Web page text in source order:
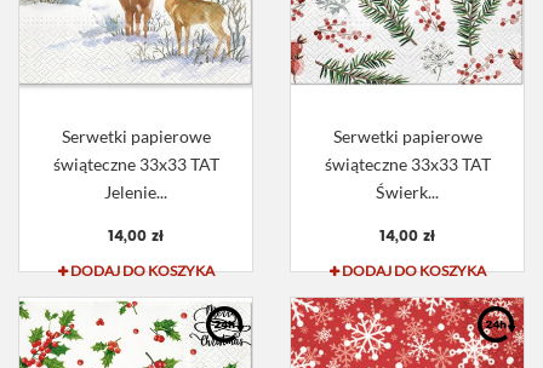
Serwetki papierowe
świąteczne 33x33 TAT
Jelenie...
14,00 zł
DODAJ DO KOSZYKA
Serwetki papierowe
świąteczne 33x33 TAT
Świerk...
14,00 zł
DODAJ DO KOSZYKA